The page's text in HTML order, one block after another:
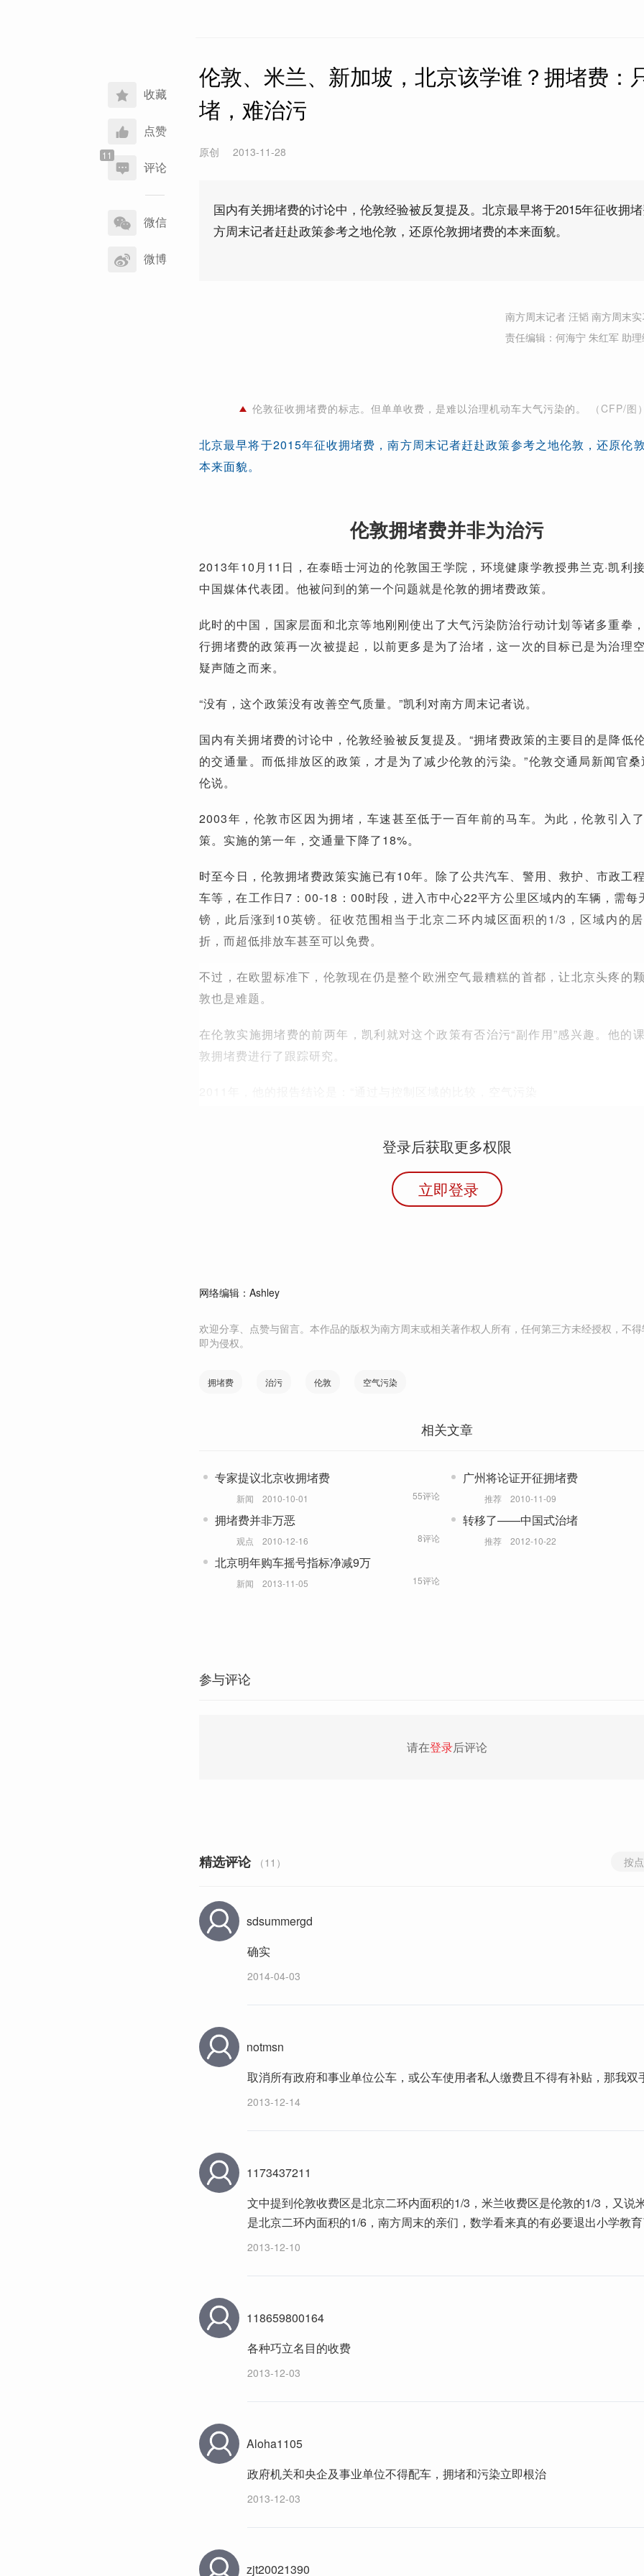
收藏
点赞
评论
享
到
微信
微博
伦敦、米兰、新加坡，北京该学谁？拥堵费：
堵，难治污
原创 2013-11-28
国内有关拥堵费的讨论中，伦敦经验被反复提及。北京最早将于2015年征收拥
方周末记者赶赴政策参考之地伦敦，还原伦敦拥堵费的本来面貌。
南方周末记者 汪韬 南方周末
责任编辑：何海宁 朱红军 助
伦敦征收拥堵费的标志。但单单收费，是难以治理机动车大气污染的。 （CFP/图
北京最早将于2015年征收拥堵费，南方周末记者赶赴政策参考之地伦敦，还原伦
本来面貌。
伦敦拥堵费并非为治污
2013年10月11日，在泰晤士河边的伦敦国王学院，环境健康学教授弗兰克·凯利
中国媒体代表团。他被问到的第一个问题就是伦敦的拥堵费政策。
此时的中国，国家层面和北京等地刚刚使出了大气污染防治行动计划等诸多重拳
行拥堵费的政策再一次被提起，以前更多是为了治堵，这一次的目标已是为治理
疑声随之而来。
“没有，这个政策没有改善空气质量。”凯利对南方周末记者说。
国内有关拥堵费的讨论中，伦敦经验被反复提及。“拥堵费政策的主要目的是降低
的交通量。而低排放区的政策，才是为了减少伦敦的污染。”伦敦交通局新闻官桑
伦说。
2003年，伦敦市区因为拥堵，车速甚至低于一百年前的马车。为此，伦敦引入
策。实施的第一年，交通量下降了18%。
时至今日，伦敦拥堵费政策实施已有10年。除了公共汽车、警用、救护、市政工
车等，在工作日7：00-18：00时段，进入市中心22平方公里区域内的车辆，需每
镑，此后涨到10英镑。征收范围相当于北京二环内城区面积的1/3，区域内的
折，而超低排放车甚至可以免费。
不过，在欧盟标准下，伦敦现在仍是整个欧洲空气最糟糕的首都，让北京头疼的
敦也是难题。
在伦敦实施拥堵费的前两年，凯利就对这个政策有否治污“副作用”感兴趣。他的
敦拥堵费进行了跟踪研究。
登录后获取更多权限
立即登录
网络编辑：Ashley
欢迎分享、点赞与留言。本作品的版权为南方周末或相关著作权人所有，任何第三方未经授权，不
即为侵权。
拥堵费 治污 伦敦 空气污染
相关文章
专家提议北京收拥堵费
新闻 2010-10-01 55评论
广州将论证开征拥堵费
推荐 2010-11-09
拥堵费并非万恶
观点 2010-12-16 8评论
转移了——中国式治堵
推荐 2012-10-22
北京明年购车摇号指标净减9万
新闻 2013-11-05 15评论
参与评论
请在登录后评论
精选评论 （11） 按
sdsummergd
确实
2014-04-03
notmsn
取消所有政府和事业单位公车，或公车使用者私人缴费且不得有补贴，那我双
2013-12-14
1173437211
文中提到伦敦收费区是北京二环内面积的1/3，米兰收费区是伦敦的1/3，又说
是北京二环内面积的1/6，南方周末的亲们，数学看来真的有必要退出小学教
2013-12-10
118659800164
各种巧立名目的收费
2013-12-03
Aloha1105
政府机关和央企及事业单位不得配车，拥堵和污染立即根治
2013-12-03
zjt20021390